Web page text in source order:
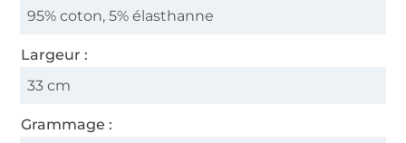
95% coton, 5% élasthanne
Largeur :
33 cm
Grammage :